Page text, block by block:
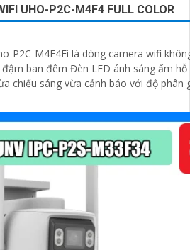
UHO-P2C-M4F4 FULL COLOR
camera wifi không dâ cho
ban đêm Đèn LED ánh sáng ấm
chiếu sáng vừa cảnh báo với độ phân